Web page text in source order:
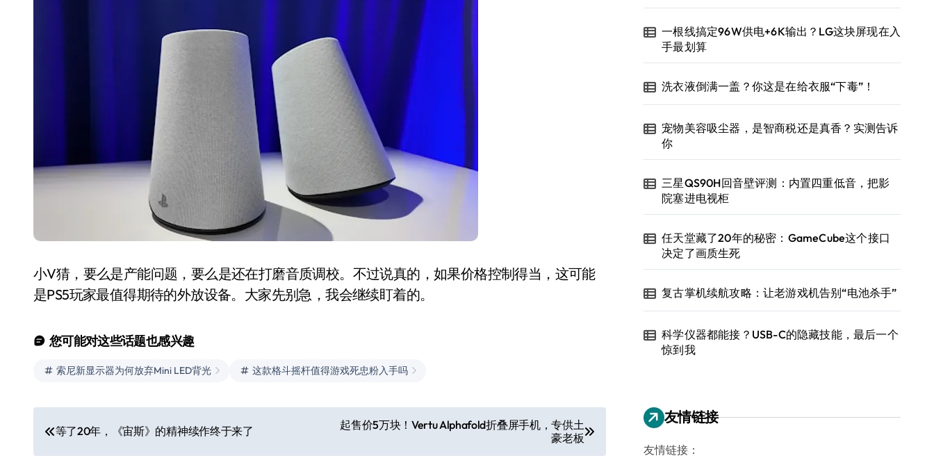
小V猜，要么是产能问题，要么是还在打磨音质调校。不过说真的，如果价格控制得当，这可能
是PS5玩家最值得期待的外放设备。大家先别急，我会继续盯着的。
您可能对这些话题也感兴趣
索尼新显示器为何放弃Mini LED背光 这款格斗摇杆值得游戏死忠粉入手吗
文
章
等了20年，《宙斯》的精神续作终于来了
起售价5万块！Vertu Alphafold折叠屏手机，专供土
豪老板
一根线搞定96W供电+6K输出？LG这块屏现在入
手最划算
洗衣液倒满一盖？你这是在给衣服“下毒”！
宠物美容吸尘器，是智商税还是真香？实测告诉
你
三星QS90H回音壁评测：内置四重低音，把影
院塞进电视柜
任天堂藏了20年的秘密：GameCube这个接口
决定了画质生死
复古掌机续航攻略：让老游戏机告别“电池杀手”
科学仪器都能接？USB-C的隐藏技能，最后一个
惊到我
友情链接
友情链接：